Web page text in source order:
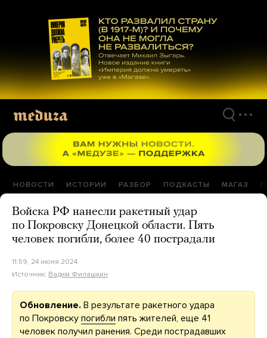
материалам
НОВОСТИ ИСТОРИИ РАЗБОР ПОДКАСТЫ МАГАЗ
Войска РФ нанесли ракетный удар
по Покровску Донецкой области. Пять
человек погибли, более 40 пострадали
11:59, 24 июня 2024
Источник: Вадим Филашкин
Обновление. В результате ракетного удара
по Покровску погибли пять жителей, еще 41
человек получил ранения. Среди пострадавших